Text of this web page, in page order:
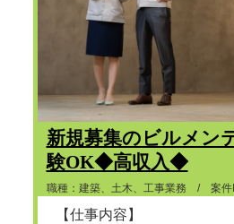
新規募集のビルメン
験OK◆高収入◆
職種：建築、土木、工事業務 / 案件
【仕事内容】